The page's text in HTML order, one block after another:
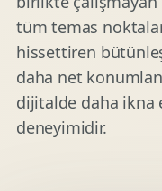
tüm temas
hissettiren
daha net
dijitalde daha ikna
deneyimidir.